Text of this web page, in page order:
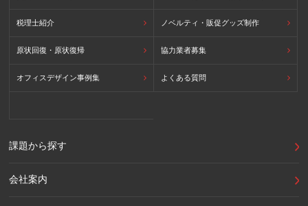
税理士紹介 ノベルティ・販促グッズ制作
原状回復・原状復帰 協力業者募集
オフィスデザイン事例集 よくある質問
課題から探す
会社案内